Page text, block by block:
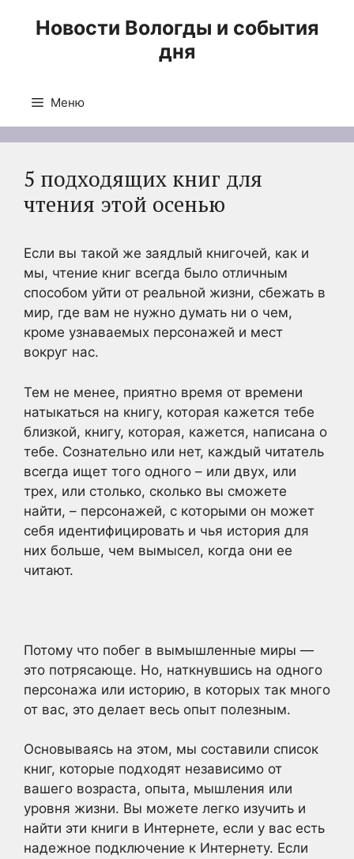
Новости Вологды и события
дня
Меню
5 подходящих книг для
чтения этой осенью
Если вы такой же заядлый книгочей, как и
мы, чтение книг всегда было отличным
способом уйти от реальной жизни, сбежать в
мир, где вам не нужно думать ни о чем,
кроме узнаваемых персонажей и мест
вокруг нас.
Тем не менее, приятно время от времени
натыкаться на книгу, которая кажется тебе
близкой, книгу, которая, кажется, написана о
тебе. Сознательно или нет, каждый читатель
всегда ищет того одного – или двух, или
трех, или столько, сколько вы сможете
найти, – персонажей, с которыми он может
себя идентифицировать и чья история для
них больше, чем вымысел, когда они ее
читают.
Потому что побег в вымышленные миры —
это потрясающе. Но, наткнувшись на одного
персонажа или историю, в которых так много
от вас, это делает весь опыт полезным.
Основываясь на этом, мы составили список
книг, которые подходят независимо от
вашего возраста, опыта, мышления или
уровня жизни. Вы можете легко изучить и
найти эти книги в Интернете, если у вас есть
надежное подключение к Интернету. Если